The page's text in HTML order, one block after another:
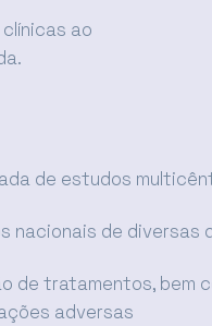
ao
de estudos
nacionais de diversas
de tratamentos, bem
adversas